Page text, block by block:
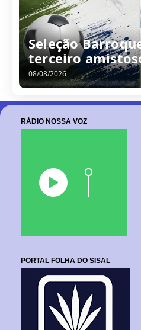
0
8
/
2
0
2
6
RÁDIO NOSSA VOZ
PORTAL FOLHA DO SISAL